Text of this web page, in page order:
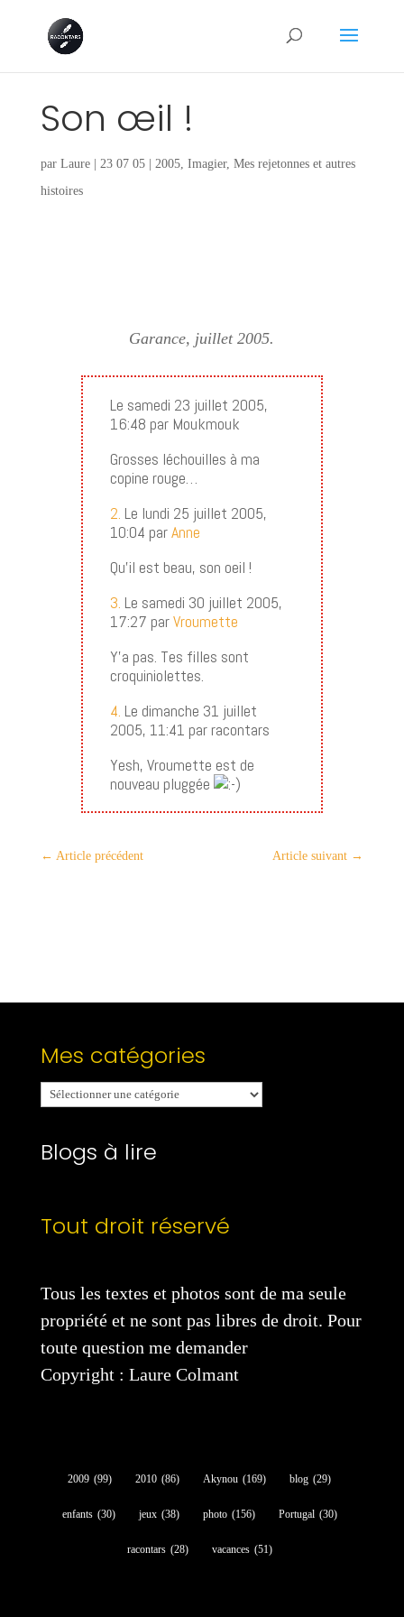
Son œil !
par Laure| 23 07 05| 2005, Imagier, Mes rejetonnes et autres
histoires
Garance, juillet 2005.
Le samedi 23 juillet 2005,
16:48 par Moukmouk
Grosses léchouilles à ma
copine rouge…
2. Le lundi 25 juillet 2005,
10:04 parAnne
Qu’il est beau, son oeil !
3. Le samedi 30 juillet 2005,
17:27 parVroumette
Y’a pas. Tes filles sont
croquiniolettes.
4. Le dimanche 31 juillet
2005, 11:41 par racontars
Yesh, Vroumette est de
nouveau pluggée
← Article précédent Article suivant →
Mes catégories
Mes
catégories
Blogs à lire
Tout droit réservé
Tous les textes et photos sont de ma seule
propriété et ne sont pas libres de droit. Pour
toute question me demander
Copyright : Laure Colmant
2009 (99) 2010 (86) Akynou (169) blog (29)
enfants (30) jeux (38) photo (156) Portugal (30)
racontars (28) vacances (51)